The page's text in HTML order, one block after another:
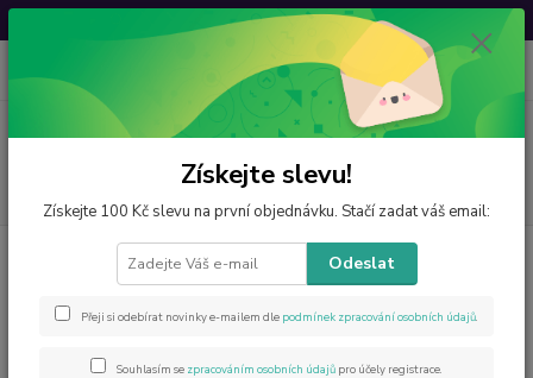
Svatovavřinecká sleva: 20 % s kódemVAVRINEC20
Menu
CZK 0
za
Ostatní Andělíček Amorek, velký
Andělíček Amorek, velký
Získejte slevu!
Získejte 100 Kč slevu na první objednávku. Stačí zadat váš email:
Odeslat
Přeji si odebírat novinky e-mailem dle podmínek zpracování osobních údajů.
Souhlasím se zpracováním osobních údajů pro účely registrace.